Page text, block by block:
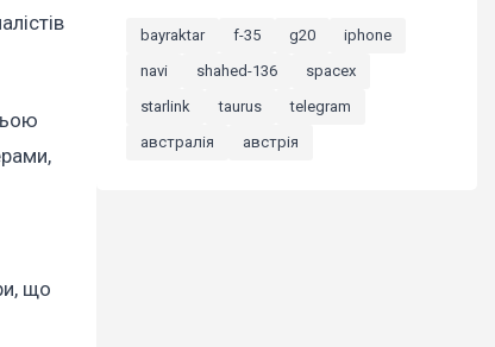
що
bayraktar f-35 g20
iphone
navi
shahed-136
spacex
starlink
taurus
telegram
австралія
австрія